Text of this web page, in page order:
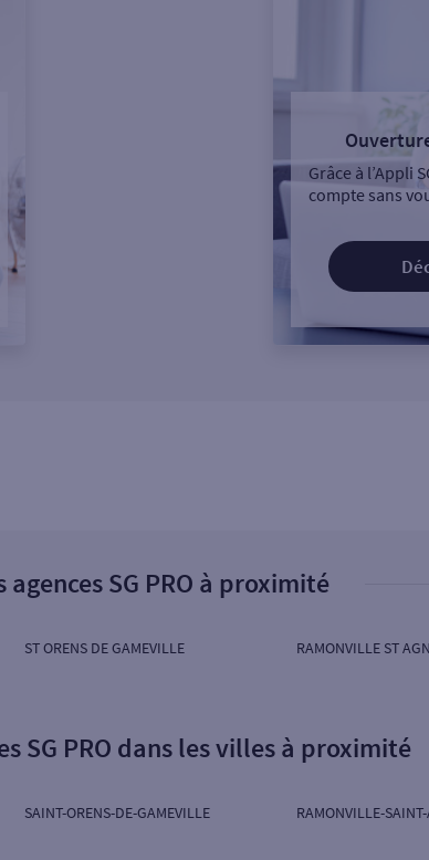
Grâce à l’Appli
compte sans
agences SG PRO à proximité
ST ORENS DE GAMEVILLE RAMONVILLE ST
SG PRO dans les villes à proximité
SAINT-ORENS-DE-GAMEVILLE RAMONVILLE-